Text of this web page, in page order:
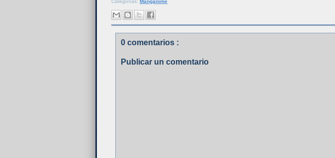
Categorías: Manganime
0 comentarios :
Publicar un comentario